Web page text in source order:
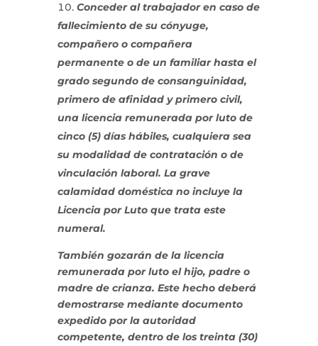
Conceder al trabajador en caso de
fallecimiento de su cónyuge,
compañero o compañera
permanente o de un familiar hasta el
grado segundo de consanguinidad,
primero de afinidad y primero civil,
una licencia remunerada por luto de
cinco (5) días hábiles, cualquiera sea
su modalidad de contratación o de
vinculación laboral. La grave
calamidad doméstica no incluye la
Licencia por Luto que trata este
numeral.
También gozarán de la licencia
remunerada por luto el hijo, padre o
madre de crianza. Este hecho deberá
demostrarse mediante documento
expedido por la autoridad
competente, dentro de los treinta (30)